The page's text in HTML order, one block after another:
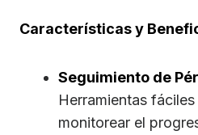
Características y
Seguimiento de
Herramientas
monitorear el